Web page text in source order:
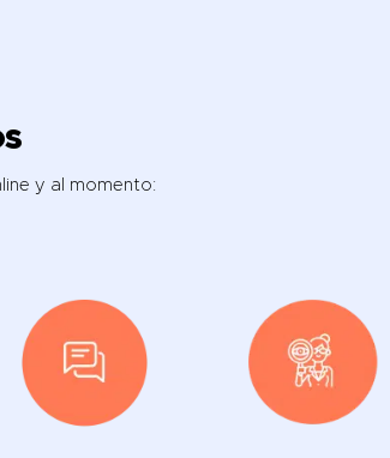
y al momento: